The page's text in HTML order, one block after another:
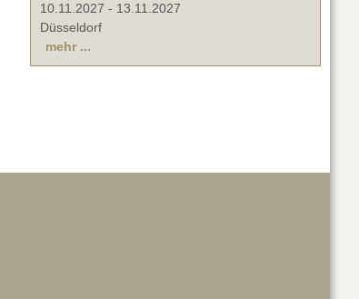
10.11.2027 - 13.11.2027
Düsseldorf
mehr ...